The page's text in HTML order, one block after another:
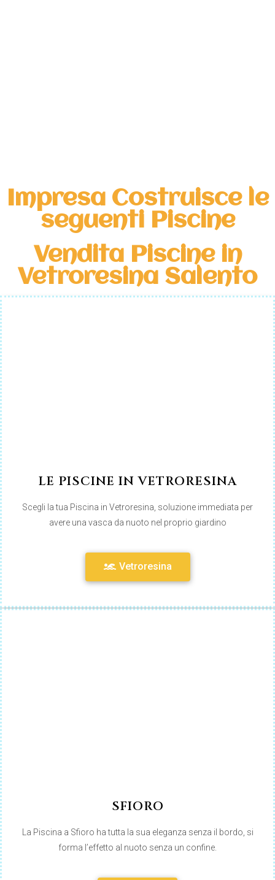
Impresa Costruisce le
seguenti Piscine
Vendita Piscine in
Vetroresina Salento
LE PISCINE IN VETRORESINA
Scegli la tua Piscina in Vetroresina, soluzione immediata per
avere una vasca da nuoto nel proprio giardino
Vetroresina
SFIORO
La Piscina a Sfioro ha tutta la sua eleganza senza il bordo, si
forma l’effetto al nuoto senza un confine.